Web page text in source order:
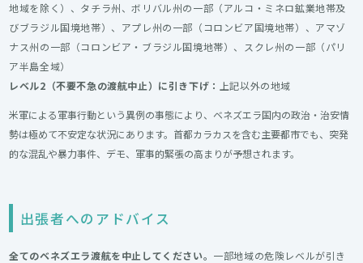
地域を除く）、タチラ州、ボリバル州の一部（アルコ・ミネロ鉱業地帯及
びブラジル国境地帯）、アプレ州の一部（コロンビア国境地帯）、アマゾ
ナス州の一部（コロンビア・ブラジル国境地帯）、スクレ州の一部（パリ
ア半島全域）
レベル2（不要不急の渡航中止）に引き下げ： 上記以外の地域
米軍による軍事行動という異例の事態により、ベネズエラ国内の政治・治安情
勢は極めて不安定な状況にあります。首都カラカスを含む主要都市でも、突発
的な混乱や暴力事件、デモ、軍事的緊張の高まりが予想されます。
出張者へのアドバイス
全てのベネズエラ渡航を中止してください。 一部地域の危険レベルが引き